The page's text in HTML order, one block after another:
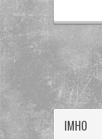
IMHO